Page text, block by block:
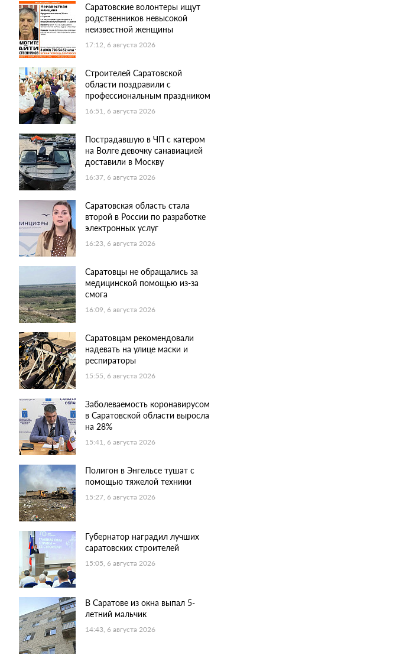
Саратовские волонтеры ищут
родственников невысокой
неизвестной женщины
17:12, 6 августа 2026
Строителей Саратовской
области поздравили с
профессиональным праздником
16:51, 6 августа 2026
Пострадавшую в ЧП с катером
на Волге девочку санавиацией
доставили в Москву
16:37, 6 августа 2026
Саратовская область стала
второй в России по разработке
электронных услуг
16:23, 6 августа 2026
Саратовцы не обращались за
медицинской помощью из-за
смога
16:09, 6 августа 2026
Саратовцам рекомендовали
надевать на улице маски и
респираторы
15:55, 6 августа 2026
Заболеваемость коронавирусом
в Саратовской области выросла
на 28%
15:41, 6 августа 2026
Полигон в Энгельсе тушат с
помощью тяжелой техники
15:27, 6 августа 2026
Губернатор наградил лучших
саратовских строителей
15:05, 6 августа 2026
В Саратове из окна выпал 5-
летний мальчик
14:43, 6 августа 2026